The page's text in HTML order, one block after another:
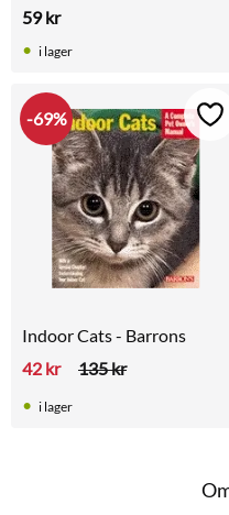
krispigt komplement som
tandnötning.
59kr
i lager
Indoor Cats - Barrons
42 kr 135kr
69%
i lager